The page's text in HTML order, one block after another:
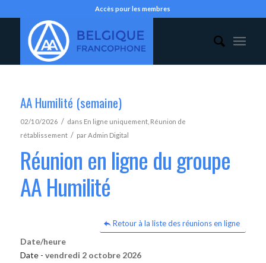
Accès pour les membres
AA Humilité (semaine)
02/10/2026 / dans En ligne uniquement, Réunion de
rétablissement / parAdmin Digital
Réunion en ligne du groupe
AA Humilité
Retour à la liste des réunions en ligne
Date/heure
Date - vendredi 2 octobre 2026